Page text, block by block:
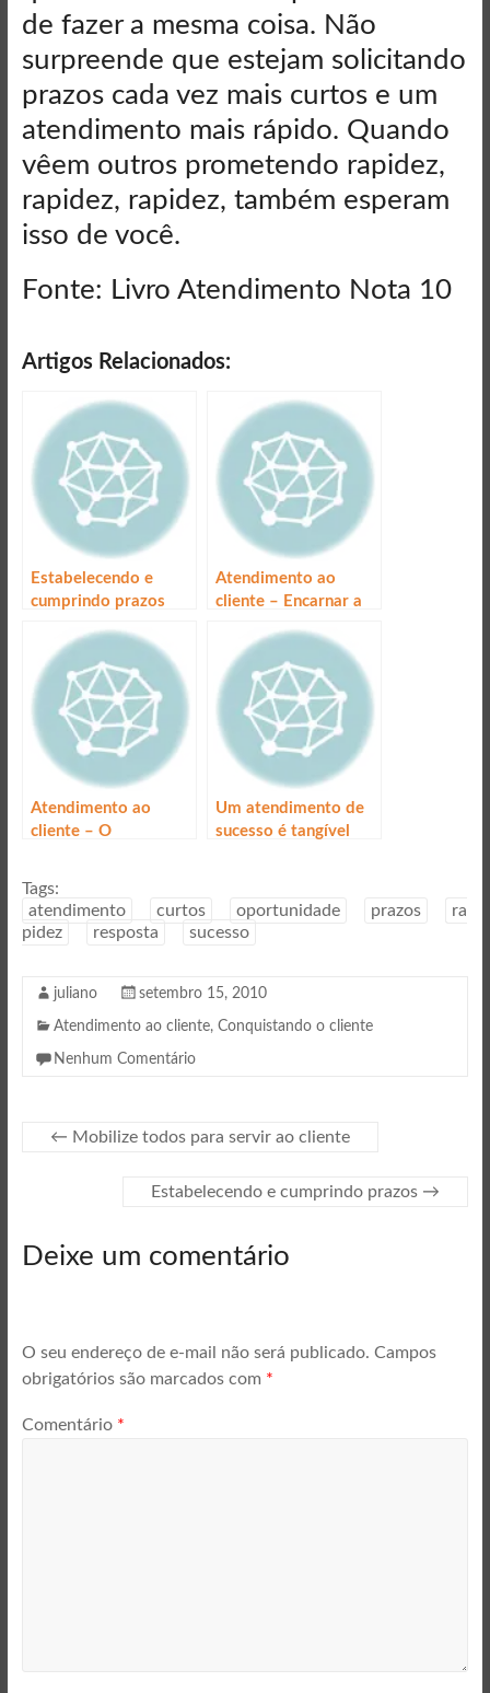
de fazer a mesma coisa. Não
surpreende que estejam solicitando
prazos cada vez mais curtos e um
atendimento mais rápido. Quando
vêem outros prometendo rapidez,
rapidez, rapidez, também esperam
isso de você.
Fonte: Livro Atendimento Nota 10
Artigos Relacionados:
Estabelecendo e
cumprindo prazos
Atendimento ao
cliente – Encarnar a
Atendimento ao
cliente – O
Um atendimento de
sucesso é tangível
Tags:
atendimento
curtos oportunidade prazos
ra
pidez
resposta sucesso
juliano setembro 15, 2010
Atendimento ao cliente, Conquistando o cliente
Nenhum Comentário
← Mobilize todos para servir ao cliente
Estabelecendo e cumprindo prazos →
Deixe um comentário
O seu endereço de e-mail não será publicado. Campos
obrigatórios são marcados com *
Comentário *